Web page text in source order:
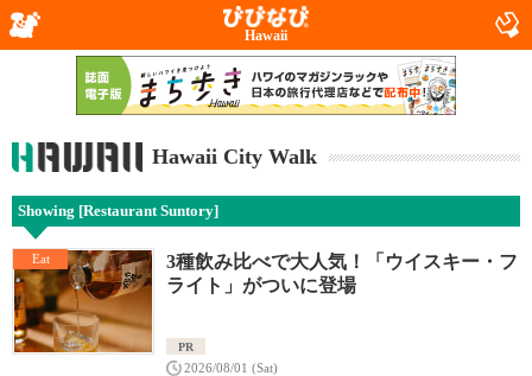
Hawaii
Hawaii City Walk
Showing [Restaurant Suntory]
Eat
3種飲み比べで大人気！「ウイスキー・フ
ライト」がついに登場
PR
2026/08/01 (Sat)